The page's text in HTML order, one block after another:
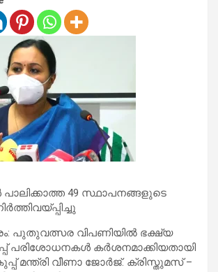
49 സ്ഥാപനങ്ങളുടെ
പുതുവത്സര വിപണിയില്‍ ഭക്ഷ്യ
പരിശോധനകള്‍ കര്‍ശനമാക്കിയതായി
മന്ത്രി വീണാ ജോര്‍ജ്. ക്രിസ്തുമസ് –